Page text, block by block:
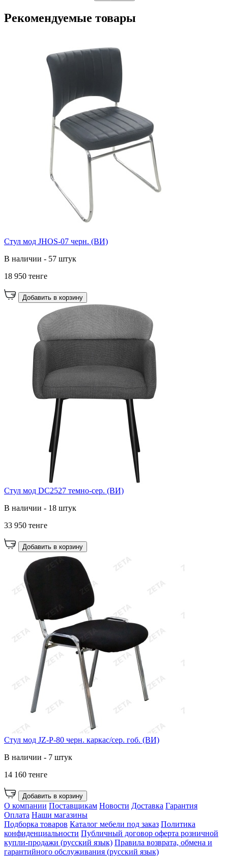
Рекомендуемые товары
Стул мод JHOS-07 черн. (ВИ)
В наличии - 57 штук
18 950 тенге
Добавить в корзину
Стул мод DC2527 темно-сер. (ВИ)
В наличии - 18 штук
33 950 тенге
Добавить в корзину
Cтул мод JZ-P-80 черн. каркас/сер. гоб. (ВИ)
В наличии - 7 штук
14 160 тенге
Добавить в корзину
О компании Поставщикам Новости Доставка Гарантия
Оплата Наши магазины
Подборка товаров Каталог мебели под заказ Политика
конфиденциальности Публичный договор оферта розничной
купли-продажи (русский язык) Правила возврата, обмена и
гарантийного обслуживания (русский язык)